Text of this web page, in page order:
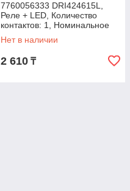
7760056333 DRI424615L,
Реле + LED, Количество
контактов: 1, Номинальное
напряжение: 48 В AC
Нет в наличии
2 610 ₸